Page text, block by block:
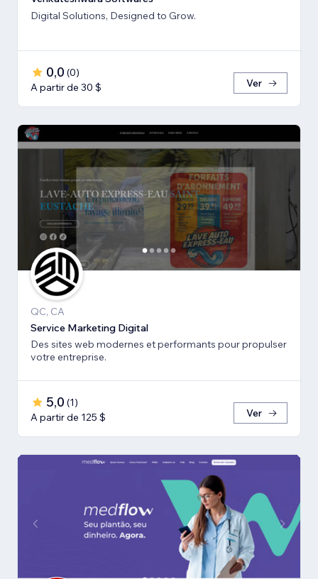
Digital Solutions, Designed to Grow.
0,0 (0)
A partir de 30 $
Ver
QC, CA
Service Marketing Digital
Des sites web modernes et performants pour propulser
votre entreprise.
5,0 (1)
A partir de 125 $
Ver